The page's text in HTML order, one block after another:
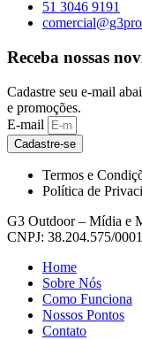
51 3046 9191
Receba nossas
Cadastre seu e-mail
e promoções.
E-mail
Cadastre-se
Termos e
Política de
G3 Outdoor – Mídia e
CNPJ: 38.204.575/
Home
Sobre Nós
Como Funciona
Nossos Pontos
Contato